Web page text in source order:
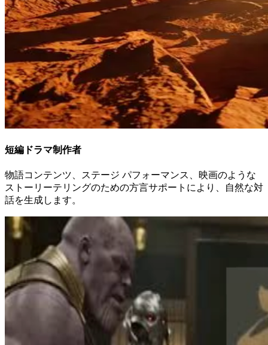
短編ドラマ制作者
物語コンテンツ、ステージ パフォーマンス、映画のような
ストーリーテリングのための方言サポートにより、自然な対
話を生成します。